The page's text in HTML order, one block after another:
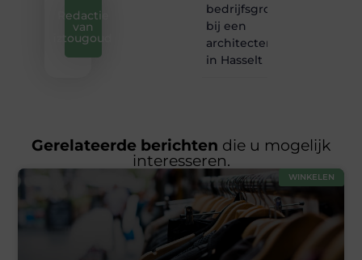
Redactie
van
iztougoud
bedrijfsgroei
bij een
architectenbureau
in Hasselt
Gerelateerde berichten die u mogelijk
interesseren.
WINKELEN